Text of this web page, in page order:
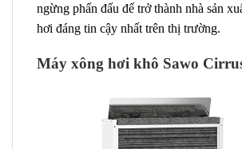
ngừng phấn đấu để trở thành nhà sản
hơi đáng tin cậy nhất trên thị trường.
Máy xông hơi khô Sawo